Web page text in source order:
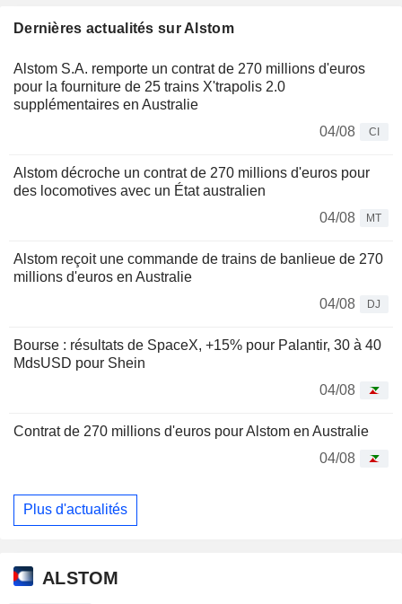
Dernières actualités sur Alstom
Alstom S.A. remporte un contrat de 270 millions d'euros
pour la fourniture de 25 trains X'trapolis 2.0
supplémentaires en Australie
04/08
CI
Alstom décroche un contrat de 270 millions d'euros pour
des locomotives avec un État australien
04/08
MT
Alstom reçoit une commande de trains de banlieue de 270
millions d'euros en Australie
04/08
DJ
Bourse : résultats de SpaceX, +15% pour Palantir, 30 à 40
MdsUSD pour Shein
04/08
Contrat de 270 millions d'euros pour Alstom en Australie
04/08
Plus d'actualités
ALSTOM